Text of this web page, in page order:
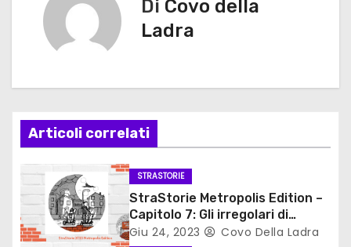
z
o
n
e
Di Covo della
Ladra
Articoli correlati
STRASTORIE
StraStorie Metropolis Edition –
Capitolo 7: Gli irregolari di
Cinquecento Street
Giu 24, 2023 Covo Della Ladra